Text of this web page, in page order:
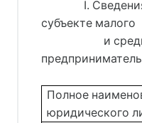
I. Сведения
субъекте малого
и
Полное
юридического